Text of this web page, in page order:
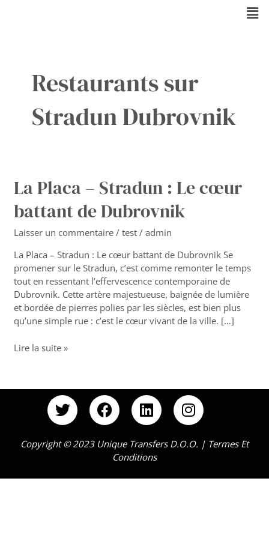
Restaurants sur
Stradun Dubrovnik
La Placa – Stradun : Le cœur
battant de Dubrovnik
Laisser un commentaire /test /admin
La Placa – Stradun : Le cœur battant de Dubrovnik Se
promener sur le Stradun, c’est comme remonter le temps
tout en ressentant l’effervescence contemporaine de
Dubrovnik. Cette artère majestueuse, baignée de lumière
et bordée de pierres polies par les siècles, est bien plus
qu’une simple rue : c’est le cœur vivant de la ville. […]
La
Placa
–
:
cœur
battant
de
Dubrovnik
Lire la suite »
T
w
i
t
e
F
a
c
e
o
L
i
n
k
e
d
I
n
s
t
g
Copyright © 2023 Unique Transfers D.o.o. | Termes Et
Conditions